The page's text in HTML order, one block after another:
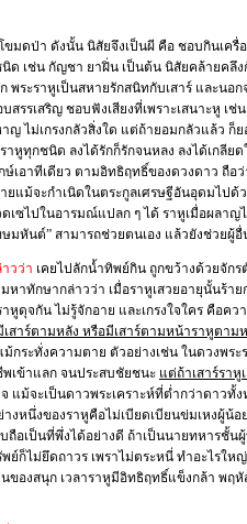
ขมดป่า ดังนั้น นิสัยจึงเป็นผี คือ ชอบกินเค
ด เช่น กัญชา ยาฝิ่น เป็นต้น นิสัยคล้ายคลึ
พระราหูเป็นสหายรักสนิทกับเสาร์ และน
สรรเสริญ ชอบฟังเสียงที่เพราะเสนาะหู เ
ญ ไม่เกรงกลัวสิ่งใด แต่ถ้ายอมกลัวแล้ว
าหูทุกชนิด ลงได้รักก็รักจนหลง ลงได้เกลี
ษ์เอาทีเดียว ตามอิทธิฤทธิ์ของดวงดาว ถื
แม้จะกำเนิดในตระกูลเศรษฐีอันอุดมไป
ซไปในอารมณ์แปลก ๆ ได้ ราหูเมื่อผลาญ
มหันต์” สามารถช่วยตนเอง แล้วยังช่วยผู้อื่
วว่า เคยไปลักน้ำทิพย์กิน ถูกขว้างด้วยจัก
หาทักษากล่าวว่า เมื่อราหูเสวยอายุนั้นร้า
หูดุจกัน ไม่รู้จักอาย และเกรงใจใคร คือค
าร์ตามหลัง หรือมีเสาร์ตามหน้าราหูตาม
ม้กระทั่งความตาย ตัวอย่างเช่น ในดวงพร
เข้าแลก จนประสบชัยชนะ แต่ถ้าเสาร์ราหู
แม้จะเป็นดาวพระเคราะห์ที่ต่ำกว่าดาวทั้
งหนึ่งของราหูคือไม่เบียดเบียนข่มเหงผู้น้
บถือเป็นที่พึ่งได้อย่างดี ถ้าเป็นนายทหารชั้
พย์ก็ไม่ยึดถาวร เพราไม่ตระหนี่ ทำอะไร
ของสนุก เวลาราหูมีอิทธิฤทธิ์แข็งกล้า พฤ